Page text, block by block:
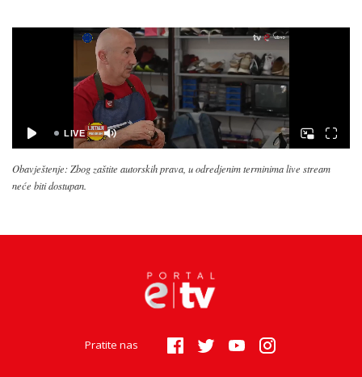
Obavještenje: Zbog zaštite autorskih prava, u odredjenim terminima live stream
neće biti dostupan.
Pratite nas